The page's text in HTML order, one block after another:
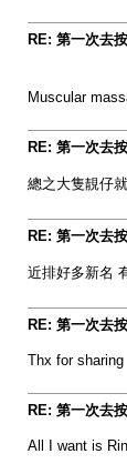
RE: 第一次去
Muscular
RE: 第一次去
總之大隻靚仔
RE: 第一次去
近排好多新名
RE: 第一次去
Thx for sharing
RE: 第一次去
All I want is